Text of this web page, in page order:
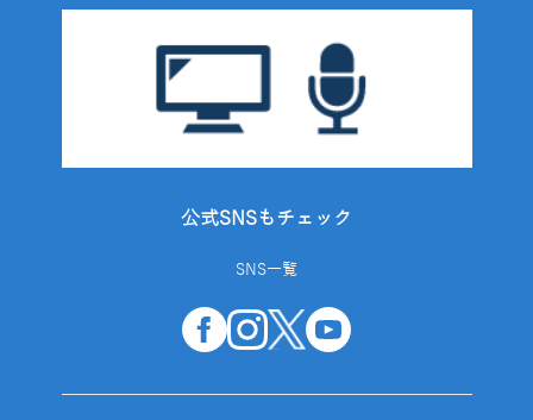
公式SNSもチェック
SNS一覧